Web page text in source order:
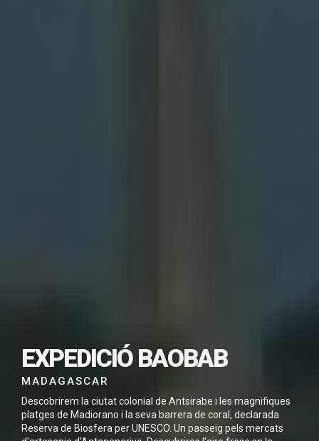
EXPEDICIÓ BAOBAB
MADAGASCAR
Descobrirem la ciutat colonial de Antsirabe i les magnifiques
platges de Madiorano i la seva barrera de coral, declarada
Reserva de Biosfera per UNESCO. Un passeig pels mercats
AQUEST VIATGE EN
PDF